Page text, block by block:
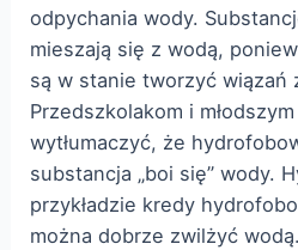
odpychania wody.
mieszają się z wodą,
są w stanie tworzyć wiązań
Przedszkolakom i
wytłumaczyć, że
substancja „boi się” wody.
przykładzie kredy
można dobrze zwilżyć